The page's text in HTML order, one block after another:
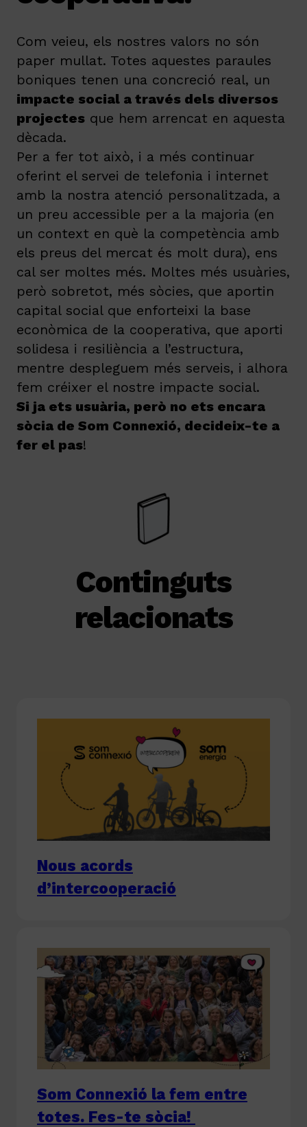
Com veieu, els nostres valors no són
paper mullat. Totes aquestes paraules
boniques tenen una concreció real, un
impacte social a través dels diversos
projectes que hem arrencat en aquesta
dècada.
Per a fer tot això, i a més continuar
oferint el servei de telefonia i internet
amb la nostra atenció personalitzada, a
un preu accessible per a la majoria (en
un context en què la competència amb
els preus del mercat és molt dura), ens
cal ser moltes més. Moltes més usuàries,
però sobretot, més sòcies, que aportin
capital social que enforteixi la base
econòmica de la cooperativa, que aporti
solidesa i resiliència a l’estructura,
mentre despleguem més serveis, i alhora
fem créixer el nostre impacte social.
Si ja ets usuària, però no ets encara
sòcia de Som Connexió, decideix-te a
fer el pas!
Continguts
relacionats
Nous acords
d’intercooperació
Som Connexió la fem entre
totes. Fes-te sòcia!